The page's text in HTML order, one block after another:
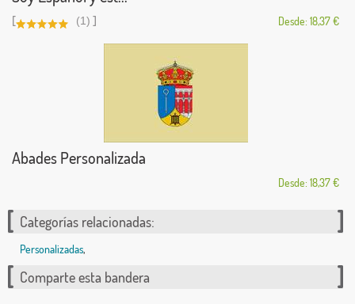
[ (1) ] Desde: 18,37 €
Abades Personalizada
Desde: 18,37 €
Categorías relacionadas:
Personalizadas,
Comparte esta bandera